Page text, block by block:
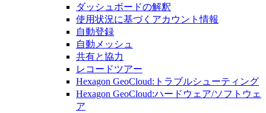
ダッシュボードの解釈
使用状況に基づくアカウント情報
自動登録
自動メッシュ
共有と協力
レコードツアー
Hexagon GeoCloud:トラブルシューティング
Hexagon GeoCloud:ハードウェア/ソフトウェ
ア